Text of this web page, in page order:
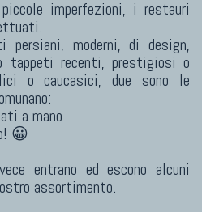
imperfezioni, i restauri
moderni, di design,
tappeti recenti, prestigiosi o
o caucasici, due sono le
a mano
😀
entrano ed escono alcuni
assortimento.